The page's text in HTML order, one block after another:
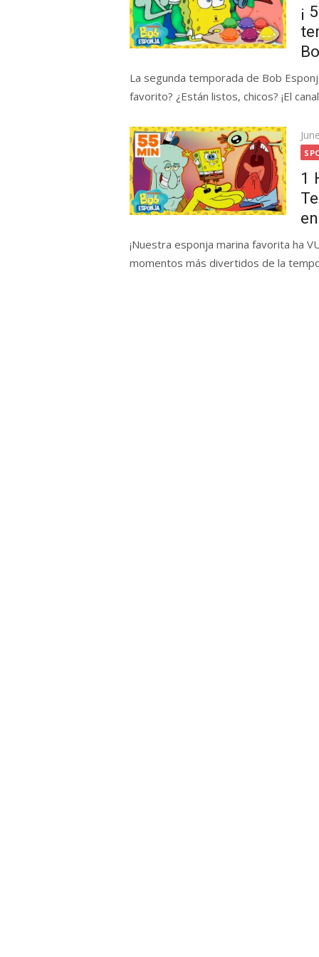
¡
La segunda temporada de Bob
favorito? ¿Están listos, chicos? ¡El
on
1
¡Nuestra esponja marina favorita ha
momentos más divertidos de la